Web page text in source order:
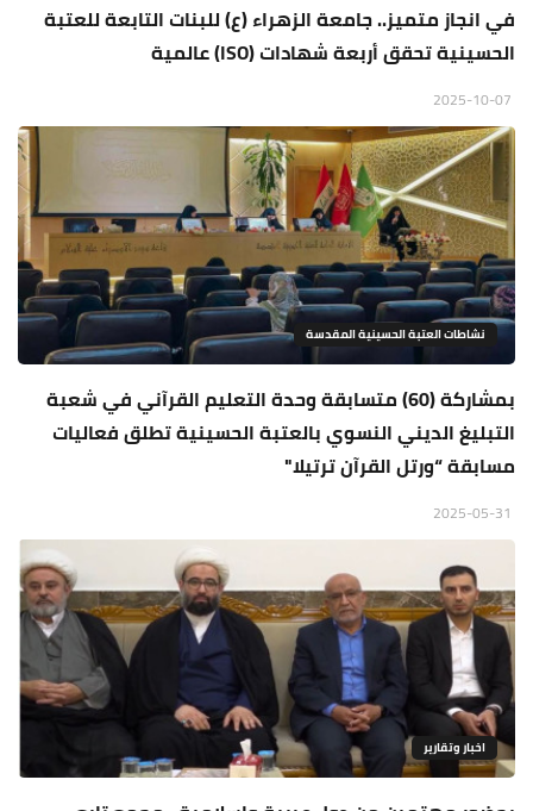
في انجاز متميز.. جامعة الزهراء (ع) للبنات التابعة للعتبة
الحسينية تحقق أربعة شهادات (ISO) عالمية
نشاطات العتبة الحسينية المقدسة
بمشاركة (60) متسابقة وحدة التعليم القرآني في شعبة
التبليغ الديني النسوي بالعتبة الحسينية تطلق فعاليات
مسابقة “ورتل القرآن ترتيلا"
اخبار وتقارير